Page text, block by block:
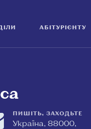
АБІТУРІЄНТУ
ПИШІТЬ, ЗАХОДЬТЕ
Україна, 88000,